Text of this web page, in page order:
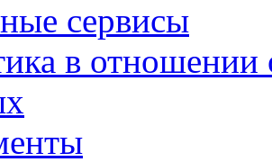
сервисы
в отношении